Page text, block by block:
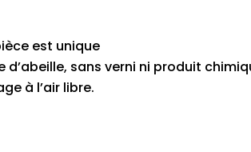
est unique
sans verni ni produit
à l’air libre.